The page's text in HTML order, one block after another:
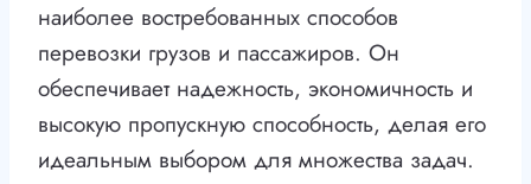
наиболее востребованных способов
перевозки грузов и пассажиров. Он
обеспечивает надежность, экономичность и
высокую пропускную способность, делая его
идеальным выбором для множества задач.